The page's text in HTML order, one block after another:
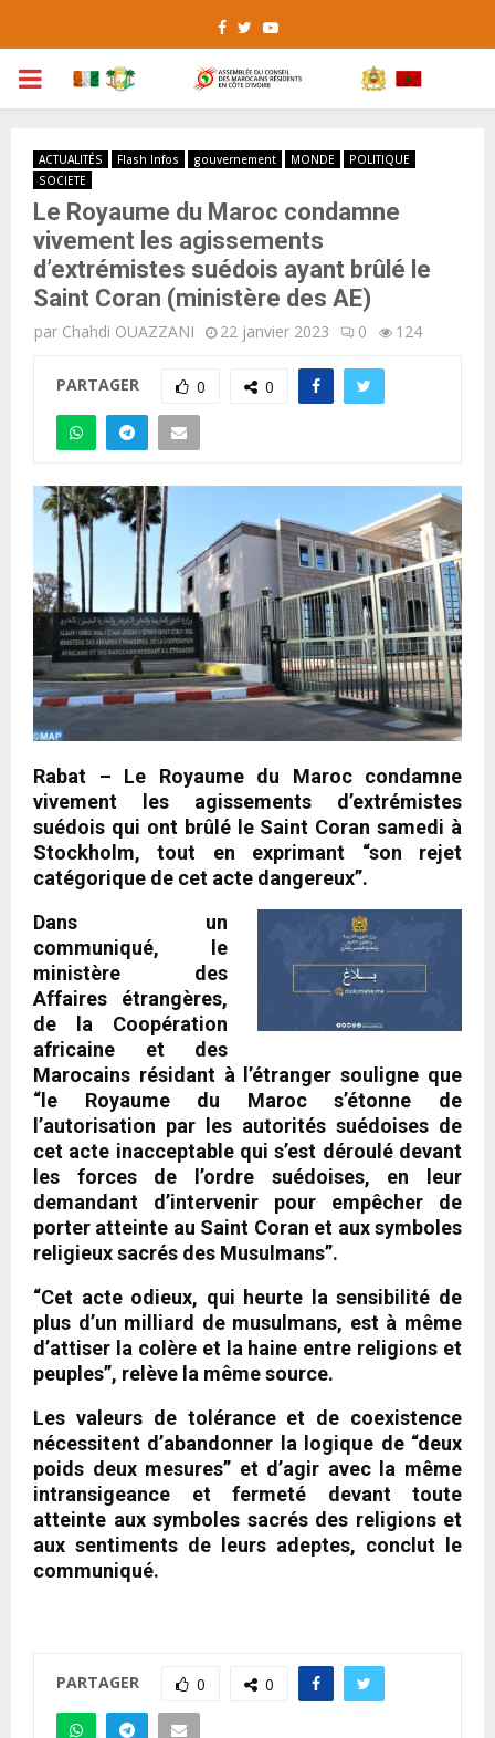
Facebook
TwitterYoutube
PRIMARY
ACTUALITÉS Flash Infos gouvernement MONDE
POLITIQUE
SOCIETE
Le Royaume du Maroc condamne
vivement les agissements
d’extrémistes suédois ayant brûlé le
Saint Coran (ministère des AE)
par Chahdi OUAZZANI 22 janvier 2023 0 124
PARTAGER 0 0
Rabat – Le Royaume du Maroc condamne
vivement les agissements d’extrémistes
suédois qui ont brûlé le Saint Coran samedi à
Stockholm, tout en exprimant “son rejet
catégorique de cet acte dangereux”.
Dans un
communiqué, le
ministère des
Affaires étrangères,
de la Coopération
africaine et des
Marocains résidant à l’étranger souligne que
“le Royaume du Maroc s’étonne de
l’autorisation par les autorités suédoises de
cet acte inacceptable qui s’est déroulé devant
les forces de l’ordre suédoises, en leur
demandant d’intervenir pour empêcher de
porter atteinte au Saint Coran et aux symboles
religieux sacrés des Musulmans”.
“Cet acte odieux, qui heurte la sensibilité de
plus d’un milliard de musulmans, est à même
d’attiser la colère et la haine entre religions et
peuples”, relève la même source.
Les valeurs de tolérance et de coexistence
nécessitent d’abandonner la logique de “deux
poids deux mesures” et d’agir avec la même
intransigeance et fermeté devant toute
atteinte aux symboles sacrés des religions et
aux sentiments de leurs adeptes, conclut le
communiqué.
PARTAGER 0 0